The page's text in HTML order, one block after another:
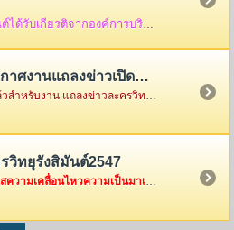
ลงข่าวเปิดตัว"มหากาพย์แห่งอโยธยา"
เปิดตัวกันไปแล้วสำหรับงาน แถลงข่าวละครวิทยุอิงประวัติศาสตร์ ชุด " มหากาพย์แห่งอโยธยา" ณ คุ้มขุนแผน จังหวัดพระนครศรีอยุธยา ซึ่งในงานมีแขกรับเชิญผู้เกียรติมาร่วมงานกันคับคั่ง พร้อมด้วยเหล่าทีมงานและแฟนละครอีกมากมาย...
วิทยุรังสิมันต์2547
มาอัพเดทกระแสความเคลื่อนไหวความเป็นมาเป็นไปของทีมงานรังสิมันต์กันค่ะ ว่าพวกเค้าเหล่านี้ได้ไปทำอะไรกันมาบ้าง